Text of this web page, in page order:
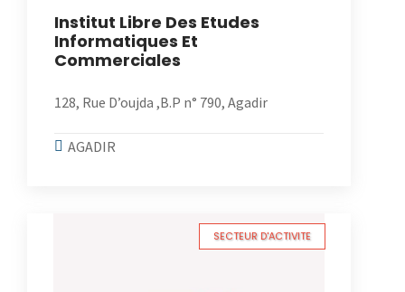
Institut Libre Des Etudes
Informatiques Et
Commerciales
128, Rue D’oujda ,B.P n° 790, Agadir
AGADIR
SECTEUR D'ACTIVITE